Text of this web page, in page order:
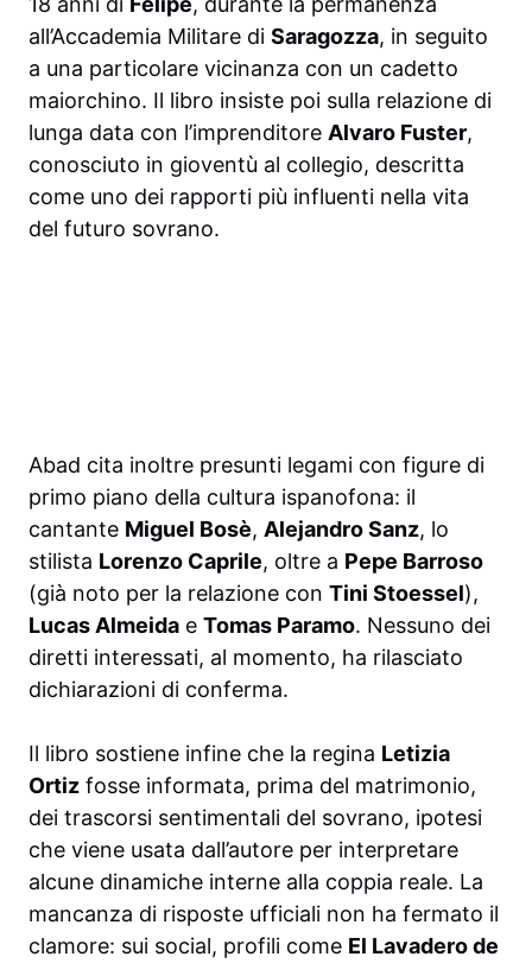
all’Accademia Militare di Saragozza, in seguito
a una particolare vicinanza con un cadetto
maiorchino. Il libro insiste poi sulla relazione di
lunga data con l’imprenditore Alvaro Fuster,
conosciuto in gioventù al collegio, descritta
come uno dei rapporti più influenti nella vita
del futuro sovrano.
Abad cita inoltre presunti legami con figure di
primo piano della cultura ispanofona: il
cantante Miguel Bosè, Alejandro Sanz, lo
stilista Lorenzo Caprile, oltre a Pepe Barroso
(già noto per la relazione con Tini Stoessel),
Lucas Almeida e Tomas Paramo. Nessuno dei
diretti interessati, al momento, ha rilasciato
dichiarazioni di conferma.
Il libro sostiene infine che la regina Letizia
Ortiz fosse informata, prima del matrimonio,
dei trascorsi sentimentali del sovrano, ipotesi
che viene usata dall’autore per interpretare
alcune dinamiche interne alla coppia reale. La
mancanza di risposte ufficiali non ha fermato il
clamore: sui social, profili come El Lavadero de